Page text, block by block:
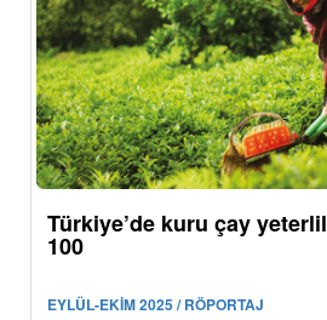
Türkiye’de kuru çay
100
EYLÜL-EKİM 2025 / RÖPORTAJ